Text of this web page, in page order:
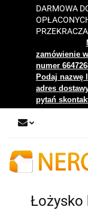
DARMOWA
zamówienie
numer
Podaj nazwę
adres
pytań
Łożysko